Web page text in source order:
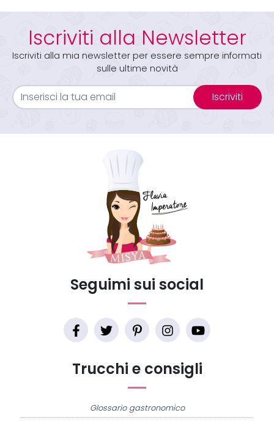
Iscriviti alla Newsletter
Iscriviti alla mia newsletter per essere sempre informati
sulle ultime novità
Iscriviti
Trucchi e consigli
Glossario gastronomico
Seguimi sui social